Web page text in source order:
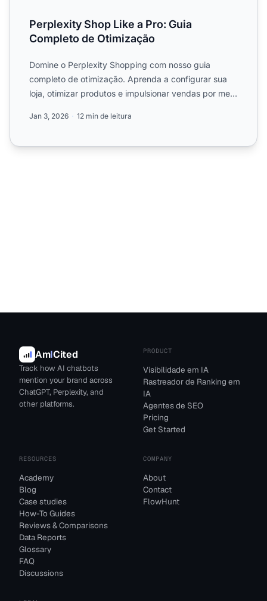
Perplexity Shop Like a Pro: Guia
Completo de Otimização
Domine o Perplexity Shopping com nosso guia
completo de otimização. Aprenda a configurar sua
loja, otimizar produtos e impulsionar vendas por meio
Jan 3, 2026 12 min de leitura
AmICited
Track how AI chatbots
mention your brand across
ChatGPT, Perplexity, and
other platforms.
PRODUCT
Visibilidade em IA
Rastreador de Ranking em
IA
Agentes de SEO
Pricing
Get Started
RESOURCES
Academy
Blog
Case studies
How-To Guides
Reviews & Comparisons
Data Reports
Glossary
FAQ
Discussions
COMPANY
About
Contact
FlowHunt